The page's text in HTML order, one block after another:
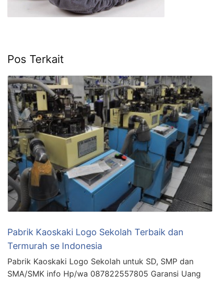
Pos Terkait
Pabrik Kaoskaki Logo Sekolah Terbaik dan
Termurah se Indonesia
Pabrik Kaoskaki Logo Sekolah untuk SD, SMP dan
SMA/SMK info Hp/wa 087822557805 Garansi Uang